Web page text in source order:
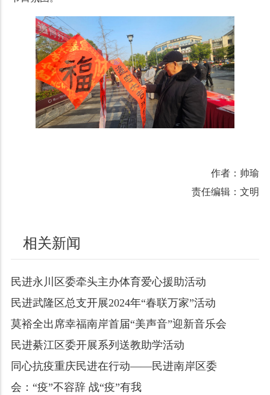
作者：帅瑜
责任编辑：文明
相关新闻
民进永川区委牵头主办体育爱心援助活动
民进武隆区总支开展2024年“春联万家”活动
莫裕全出席幸福南岸首届“美声音”迎新音乐会
民进綦江区委开展系列送教助学活动
同心抗疫重庆民进在行动——民进南岸区委
会：“疫”不容辞 战“疫”有我